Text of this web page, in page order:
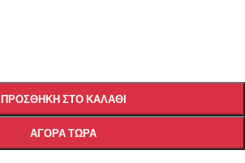
ΠΡΟΣΘΉΚΗ ΣΤΟ ΚΑΛΆΘΙ
ΑΓΟΡΆ ΤΏΡΑ